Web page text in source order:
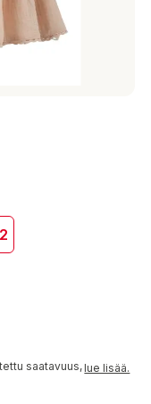
saatavuus,lue lisää.